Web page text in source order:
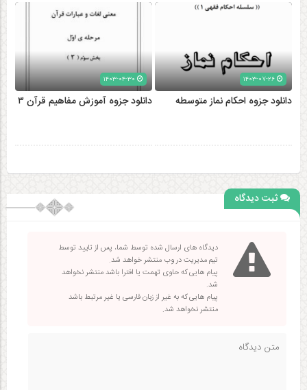
۱۴۰۳-۰۷-۲۶
دانلود جزوه احکام نماز متوسطه دانلود جزوه آموزش مفاهیم قرآن ۳
ثبت دیدگاه
دیدگاه های ارسال شده توسط شما، پس از تایید توسط
تیم مدیریت در وب منتشر خواهد شد.
پیام هایی که حاوی تهمت یا افترا باشد منتشر نخواهد
شد.
پیام هایی که به غیر از زبان فارسی یا غیر مرتبط باشد
منتشر نخواهد شد.